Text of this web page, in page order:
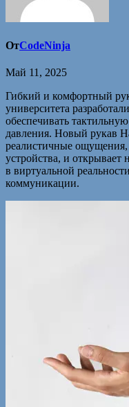
ОтCodeNinja
Май 11, 2025
Гибкий и комфортный
университета
обеспечивать
давления. Новый рукав
реалистичные
устройства, и
в виртуальной
коммуникации.